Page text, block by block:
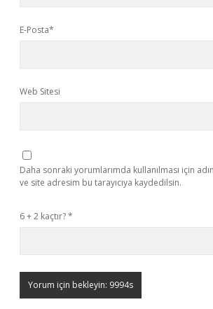
E-Posta*
Web Sitesi
Daha sonraki yorumlarımda kullanılması için
ve site adresim bu tarayıcıya kaydedilsin.
6 + 2 kaçtır?*